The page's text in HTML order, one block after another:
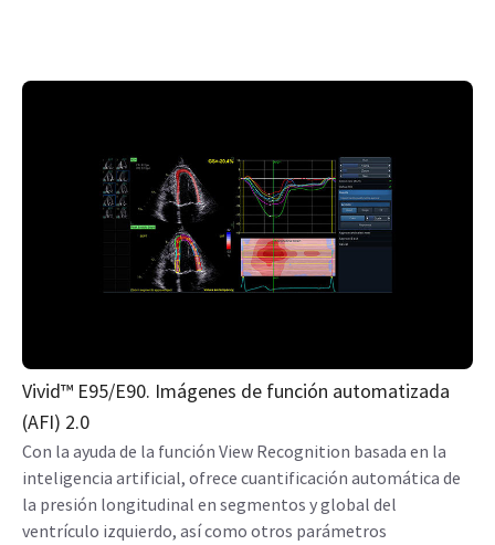
Vivid™ E95/E90. Imágenes de función automatizada
(AFI) 2.0
Con la ayuda de la función View Recognition basada en la
inteligencia artificial, ofrece cuantificación automática de
la presión longitudinal en segmentos y global del
ventrículo izquierdo, así como otros parámetros